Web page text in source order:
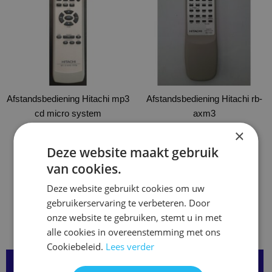
Afstandsbediening Hitachi mp3
cd micro system
Opties selecteren
meerdere
variaties.
Deze
gekozen
worden
op
Afstandsbediening Hitachi rb-
axm3
Opties selecteren
meerdere
variaties.
gekozen
worden
op
productpagina
Over onze Afstandsbedieningen:
×
Deze website maakt gebruik
van cookies.
Deze website gebruikt cookies om uw
gebruikerservaring te verbeteren. Door
onze website te gebruiken, stemt u in met
alle cookies in overeenstemming met ons
Cookiebeleid. Lees verder